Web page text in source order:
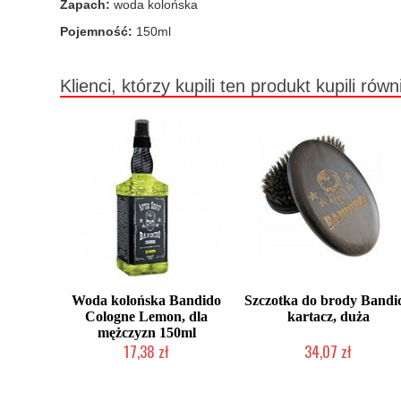
Zapach: woda kolońska
Pojemność: 150ml
Klienci, którzy kupili ten produkt kupili
Woda kolońska Bandido
Cologne Lemon, dla
mężczyzn 150ml
17,38 zł
Szczotka do brody
kartacz, duża
34,07 zł